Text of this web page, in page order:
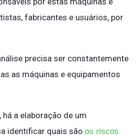
fabricantes e usuários, por
precisa ser constantemente
as máquinas e equipamentos
a elaboração de um
identificar quais são os riscos